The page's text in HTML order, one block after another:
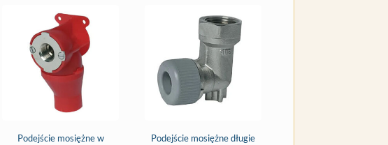
Podejście mosiężne w
Podejście mosiężne długie